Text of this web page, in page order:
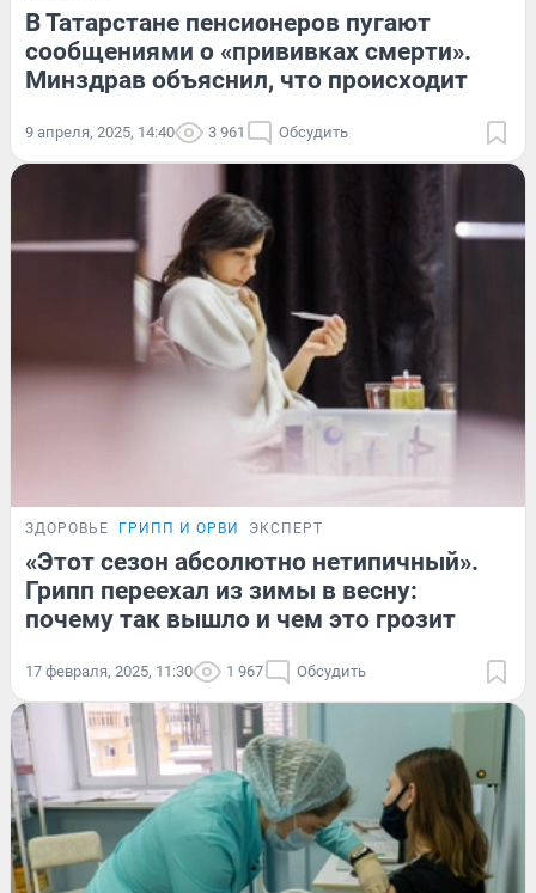
В Татарстане пенсионеров пугают
сообщениями о «прививках смерти».
Минздрав объяснил, что происходит
9 апреля, 2025, 14:40 3 961 Обсудить
ЗДОРОВЬЕ ГРИПП И ОРВИ ЭКСПЕРТ
«Этот сезон абсолютно нетипичный».
Грипп переехал из зимы в весну:
почему так вышло и чем это грозит
17 февраля, 2025, 11:30 1 967 Обсудить